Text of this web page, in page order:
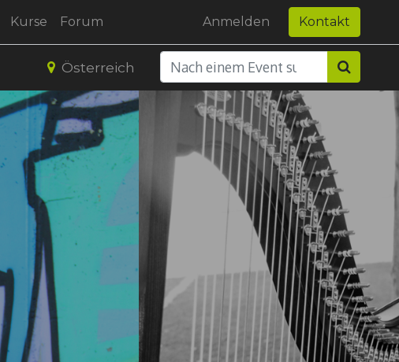
Kurse Forum Anmelden Kontakt
Österreich